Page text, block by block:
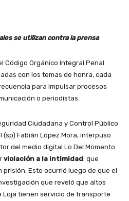
se utilizan contra la prensa
Código Orgánico Integral Penal
con los temas de honra, cada
para impulsar procesos
o periodistas.
Ciudadana y Control Público
(sp) Fabián López Mora, interpuso
del medio digital Lo Del Momento
violación a la intimidad: que
Esto ocurrió luego de que el
que reveló que altos
Loja tienen servicio de transporte